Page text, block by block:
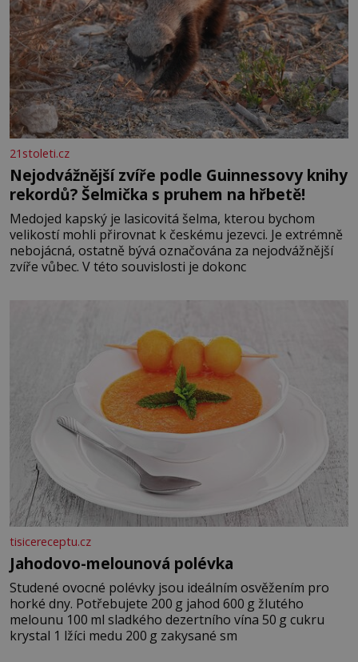
21stoleti.cz
Nejodvážnější zvíře podle Guinnessovy knihy
rekordů? Šelmička s pruhem na hřbetě!
Medojed kapský je lasicovitá šelma, kterou bychom
velikostí mohli přirovnat k českému jezevci. Je extrémně
nebojácná, ostatně bývá označována za nejodvážnější
zvíře vůbec. V této souvislosti je dokonc
tisicereceptu.cz
Jahodovo-melounová polévka
Studené ovocné polévky jsou ideálním osvěžením pro
horké dny. Potřebujete 200 g jahod 600 g žlutého
melounu 100 ml sladkého dezertního vína 50 g cukru
krystal 1 lžíci medu 200 g zakysané sm